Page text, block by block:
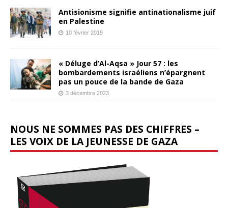
Antisionisme signifie antinationalisme juif
en Palestine
10 février 2019
« Déluge d’Al-Aqsa » Jour 57 : les
bombardements israéliens n’épargnent
pas un pouce de la bande de Gaza
3 décembre 2023
NOUS NE SOMMES PAS DES CHIFFRES –
LES VOIX DE LA JEUNESSE DE GAZA